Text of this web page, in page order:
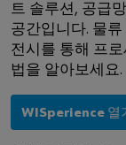
트 솔루션, 공급
공간입니다. 물
전시를 통해 프
법을 알아보세요.
WISperience 열